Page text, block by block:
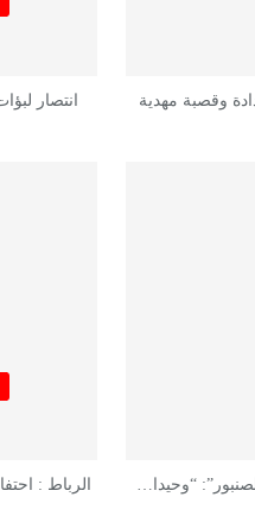
وقصبة مهدية
انتصار
“وحيدا…
الرباط :